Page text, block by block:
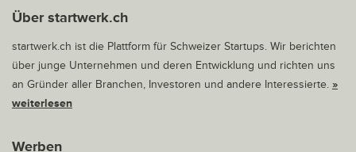
Über startwerk.ch
startwerk.ch ist die Plattform für Schweizer Startups. Wir berichten
über junge Unternehmen und deren Entwicklung und richten uns
an Gründer aller Branchen, Investoren und andere Interessierte. »
weiterlesen
Werben